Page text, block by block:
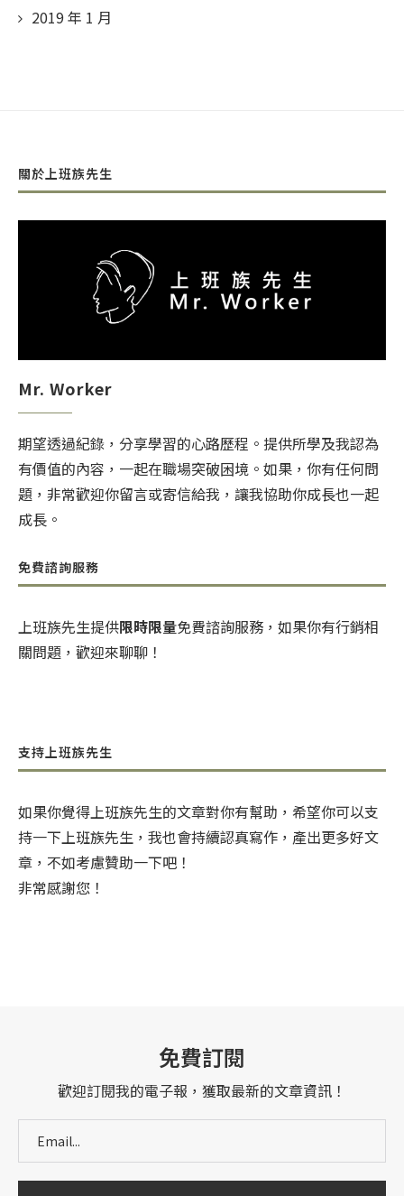
2019 年 1 月
關於上班族先生
Mr. Worker
期望透過紀錄，分享學習的心路歷程。提供所學及我認為
有價值的內容，一起在職場突破困境。如果，你有任何問
題，非常歡迎你留言或寄信給我，讓我協助你成長也一起
成長。
免費諮詢服務
上班族先生提供限時限量免費諮詢服務，如果你有行銷相
關問題，歡迎來聊聊！
支持上班族先生
如果你覺得上班族先生的文章對你有幫助，希望你可以支
持一下上班族先生，我也會持續認真寫作，產出更多好文
章，不如考慮贊助一下吧！
非常感謝您！
免費訂閱
歡迎訂閱我的電子報，獲取最新的文章資訊！